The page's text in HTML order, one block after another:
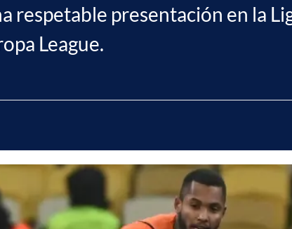
respetable presentación en la
League.